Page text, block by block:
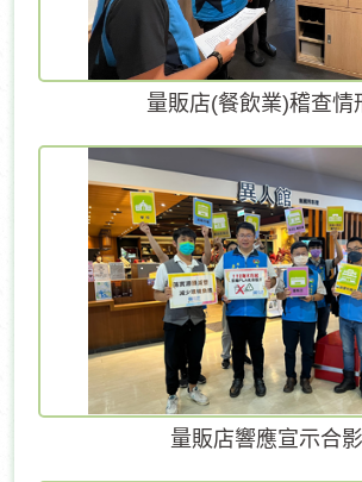
量販店(餐飲業)稽查情
量販店響應宣示合影